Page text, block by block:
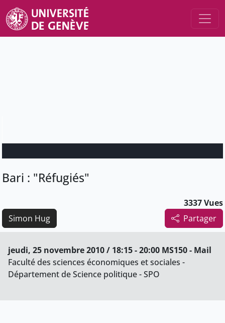
Bari : "Réfugiés"
3337 Vues
Partager
Simon Hug
jeudi, 25 novembre 2010 / 18:15 - 20:00 MS150 - Mail
Faculté des sciences économiques et sociales -
Département de Science politique - SPO